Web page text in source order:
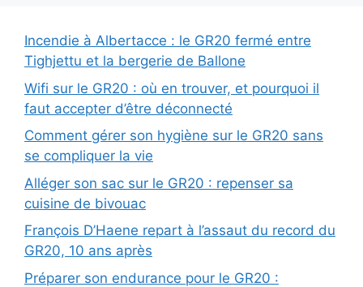
Incendie à Albertacce : le GR20 fermé entre
Tighjettu et la bergerie de Ballone
Wifi sur le GR20 : où en trouver, et pourquoi il
faut accepter d’être déconnecté
Comment gérer son hygiène sur le GR20 sans
se compliquer la vie
Alléger son sac sur le GR20 : repenser sa
cuisine de bivouac
François D’Haene repart à l’assaut du record du
GR20, 10 ans après
Préparer son endurance pour le GR20 :